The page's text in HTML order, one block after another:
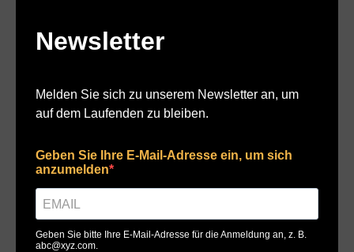
Newsletter
Melden Sie sich zu unserem Newsletter an, um
auf dem Laufenden zu bleiben.
Geben Sie Ihre E-Mail-Adresse ein, um sich
anzumelden
Geben Sie bitte Ihre E-Mail-Adresse für die Anmeldung an, z. B.
abc@xyz.com.